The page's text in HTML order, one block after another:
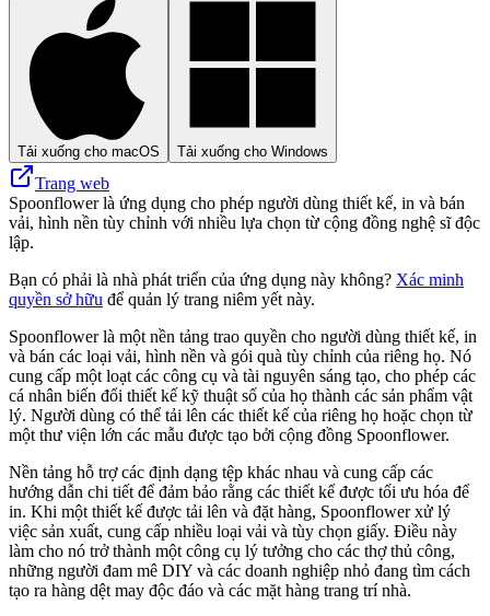
Tải xuống cho macOS Tải xuống cho Windows
Trang web
Spoonflower là ứng dụng cho phép người dùng thiết kế, in và bán
vải, hình nền tùy chỉnh với nhiều lựa chọn từ cộng đồng nghệ sĩ độc
lập.
Bạn có phải là nhà phát triển của ứng dụng này không? Xác minh
quyền sở hữu để quản lý trang niêm yết này.
Spoonflower là một nền tảng trao quyền cho người dùng thiết kế, in
và bán các loại vải, hình nền và gói quà tùy chỉnh của riêng họ. Nó
cung cấp một loạt các công cụ và tài nguyên sáng tạo, cho phép các
cá nhân biến đổi thiết kế kỹ thuật số của họ thành các sản phẩm vật
lý. Người dùng có thể tải lên các thiết kế của riêng họ hoặc chọn từ
một thư viện lớn các mẫu được tạo bởi cộng đồng Spoonflower.
Nền tảng hỗ trợ các định dạng tệp khác nhau và cung cấp các
hướng dẫn chi tiết để đảm bảo rằng các thiết kế được tối ưu hóa để
in. Khi một thiết kế được tải lên và đặt hàng, Spoonflower xử lý
việc sản xuất, cung cấp nhiều loại vải và tùy chọn giấy. Điều này
làm cho nó trở thành một công cụ lý tưởng cho các thợ thủ công,
những người đam mê DIY và các doanh nghiệp nhỏ đang tìm cách
tạo ra hàng dệt may độc đáo và các mặt hàng trang trí nhà.